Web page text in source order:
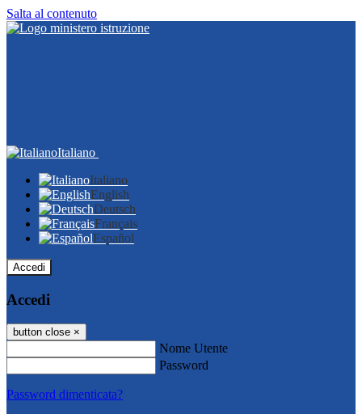
Salta al contenuto
Italiano
Italiano
English
Deutsch
Français
Español
Accedi
Accedi
button close ×
Nome Utente
Password
Password dimenticata?